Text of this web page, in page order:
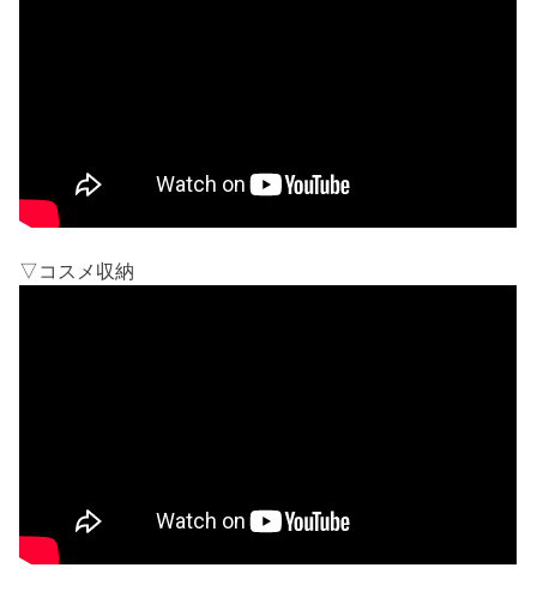
▽コスメ収納